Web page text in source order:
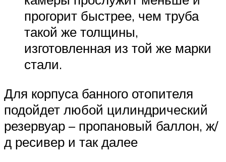
прогорит быстрее, чем труба
такой же толщины,
изготовленная из той же марки
стали.
Для корпуса банного отопителя
подойдет любой цилиндрический
резервуар – пропановый баллон, ж/
д ресивер и так далее